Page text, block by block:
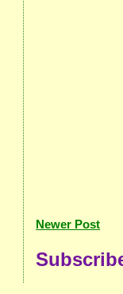
Newer Post